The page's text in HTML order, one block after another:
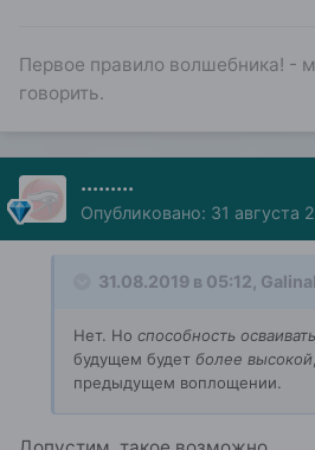
Первое правило волшебника! -
говорить.
.........
Опубликовано: 31 августа
31.08.2019 в 05:12,
Нет. Но способность
будущем будет более высокой
предыдущем воплощении.